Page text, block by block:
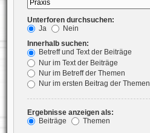
Unterforen durchsuchen:
Ja
Nein
Innerhalb suchen:
Betreff und Text der Beiträge
Nur im Text der Beiträge
Nur im Betreff der Themen
Nur im ersten Beitrag der Themen
Ergebnisse anzeigen als:
Beiträge
Themen